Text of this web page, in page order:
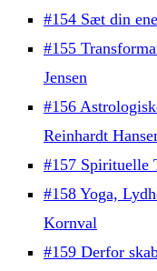
#154 Sæt din
#155
Jensen
#156
Reinhardt
#157 Spirituelle
#158 Yoga,
Kornval
#159 Derfor